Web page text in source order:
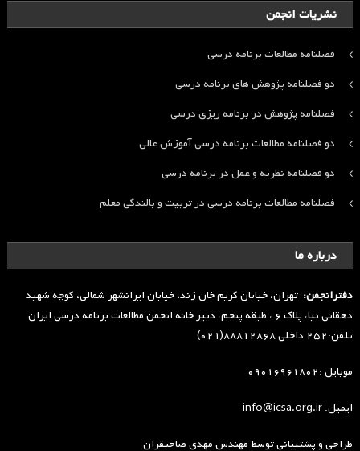
نشریات انجمن
فصلنامه مطالعات برنامه درسی
دو فصلنامه پژوهش های برنامه درسی
فصلنامه پژوهش در برنامه ریزی درسی
دو فصلنامه مطالعات برنامه درسی آموزش عالی
دو فصلنامه نظریه و عمل در برنامه درسی
فصلنامه مطالعات برنامه درسی در تربیت و بالندگی معلم
درباره ما
دفترانجمن: تهران، خیابان کریم خان زند، خیابان ایرانشهر شمالی، کوچه شهید
دهقانی نیا، پلاک ۶ ، طبقه پنجم، دبیر خانه انجمن مطالعات برنامه درسی ایران
تلفن:۲۵۲ داخلی ۸۸۸۱۲۸۶۸(۰۲۱)
موبایل :۰۹۰۱۶۹۶۱۸۰۲
ایمیل: info@icsa.org.ir
طراحی و پشتیبانی توسطمهندس مهدی صاحبقران